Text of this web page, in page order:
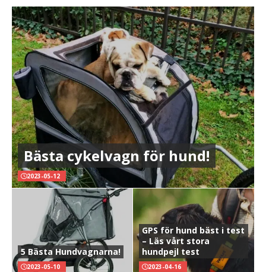
Bästa cykelvagn för hund!
2023-05-12
5 Bästa Hundvagnarna!
2023-05-10
GPS för hund bäst i test
– Läs vårt stora
hundpejl test
2023-04-16